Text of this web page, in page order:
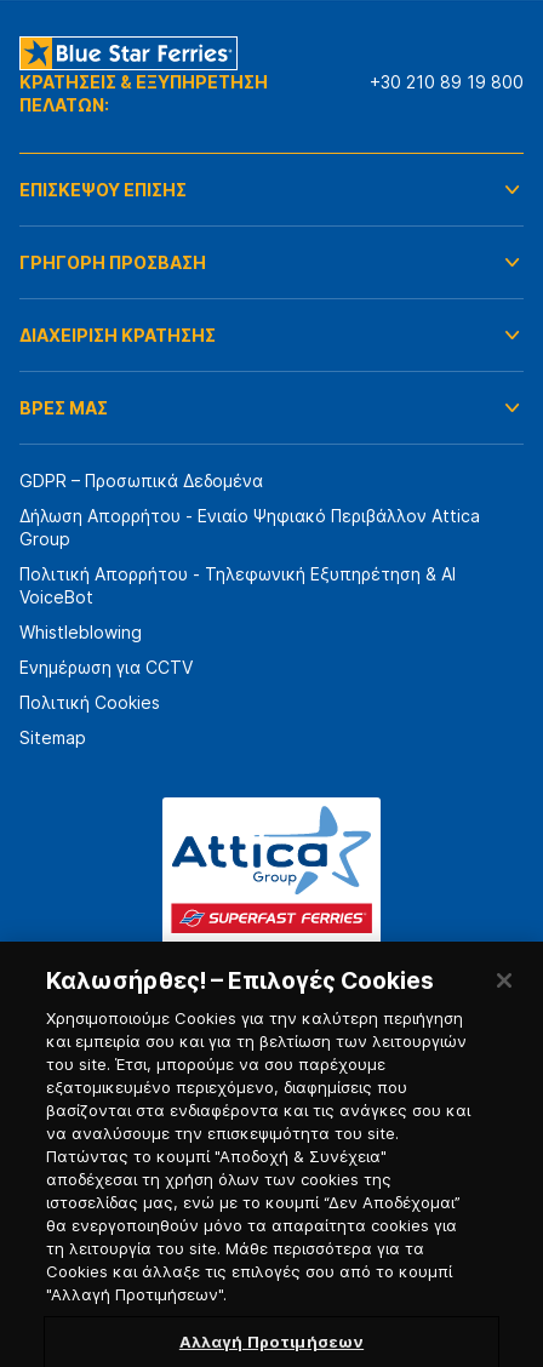
ΚΡΑΤΗΣΕΙΣ & ΕΞΥΠΗΡΕΤΗΣΗ
ΠΕΛΑΤΩΝ:
+30 210 89 19 800
ΕΠΙΣΚΕΨΟΥ ΕΠΙΣΗΣ
ΓΡΗΓΟΡΗ ΠΡΟΣΒΑΣΗ
ΔΙΑΧΕΙΡΙΣΗ ΚΡΑΤΗΣΗΣ
ΒΡΕΣ ΜΑΣ
GDPR – Προσωπικά Δεδομένα
Δήλωση Απορρήτου - Ενιαίο Ψηφιακό Περιβάλλον Attica
Group
Πολιτική Απορρήτου - Τηλεφωνική Εξυπηρέτηση & AI
VoiceBot
Whistleblowing
Ενημέρωση για CCTV
Πολιτική Cookies
Sitemap
Πύλη Ναυτικού
Καλωσήρθες! – Επιλογές Cookies
Χρησιμοποιούμε Cookies για την καλύτερη περιήγηση
και εμπειρία σου και για τη βελτίωση των λειτουργιών
του site. Έτσι, μπορούμε να σου παρέχουμε
εξατομικευμένο περιεχόμενο, διαφημίσεις που
βασίζονται στα ενδιαφέροντα και τις ανάγκες σου και
να αναλύσουμε την επισκεψιμότητα του site.
Πατώντας το κουμπί "Αποδοχή & Συνέχεια"
αποδέχεσαι τη χρήση όλων των cookies της
ιστοσελίδας μας, ενώ με το κουμπί “Δεν Αποδέχομαι”
θα ενεργοποιηθούν μόνο τα απαραίτητα cookies για
τη λειτουργία του site. Μάθε περισσότερα για τα
Cookies και άλλαξε τις επιλογές σου από το κουμπί
"Αλλαγή Προτιμήσεων".
Αλλαγή Προτιμήσεων